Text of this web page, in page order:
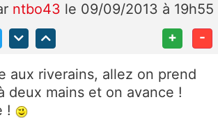
ntbo43 le 09/09/2013 à 19h55
+ -
aux riverains, allez on prend
deux mains et on avance !
!